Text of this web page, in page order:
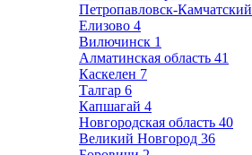
Петропавловск-Камчатский
Елизово 4
Вилючинск 1
Алматинская область 41
Каскелен 7
Талгар 6
Капшагай 4
Новгородская область 40
Великий Новгород 36